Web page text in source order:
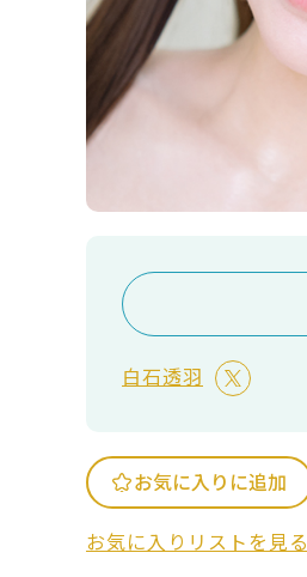
白石透羽
お気に入りに追加
お気に入りリストを見る